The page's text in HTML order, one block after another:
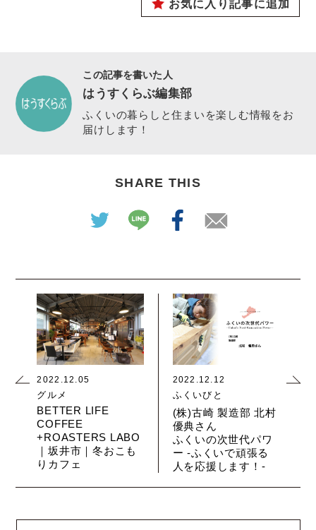
お気に入り記事に追加
この記事を書いた人
はうすくらぶ編集部
ふくいの暮らしと住まいを楽しむ情報をお
届けします！
SHARE THIS
2022.12.05
グルメ
BETTER LIFE
COFFEE
+ROASTERS LABO
｜坂井市｜冬おこも
りカフェ
2022.12.12
ふくいびと
(株)古崎 製造部 北村
優典さん
ふくいの次世代パワ
ー -ふくいで頑張る
人を応援します！-